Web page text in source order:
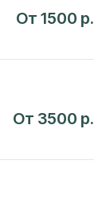
От 1500 р.
От 3500 р.